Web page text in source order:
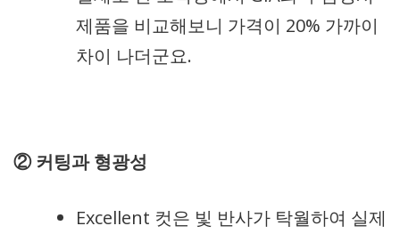
제품을 비교해보니 가격이 20% 가까이
차이 나더군요.
② 커팅과 형광성
Excellent 컷은 빛 반사가 탁월하여 실제